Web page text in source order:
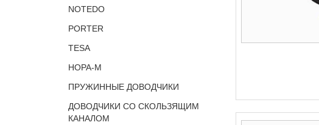
NOTEDO
PORTER
TESA
НОРА-М
ПРУЖИННЫЕ ДОВОДЧИКИ
ДОВОДЧИКИ СО СКОЛЬЗЯЩИМ
КАНАЛОМ